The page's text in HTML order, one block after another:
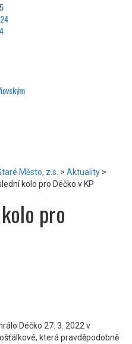
Město, z.s. > Aktuality >
kolo pro Déčko v KP
pro
Déčko 27. 3. 2022 v
která pravděpodobně